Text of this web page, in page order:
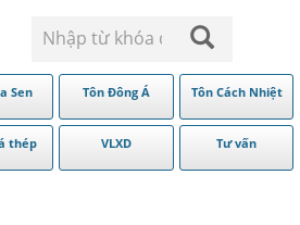
Sen Tôn Đông Á Tôn Cách Nhiệt
thép VLXD Tư vấn